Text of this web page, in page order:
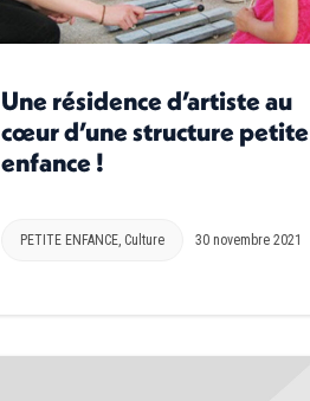
Une résidence d’artiste au
cœur d’une structure petite
enfance !
PETITE ENFANCE Culture 30 novembre 2021